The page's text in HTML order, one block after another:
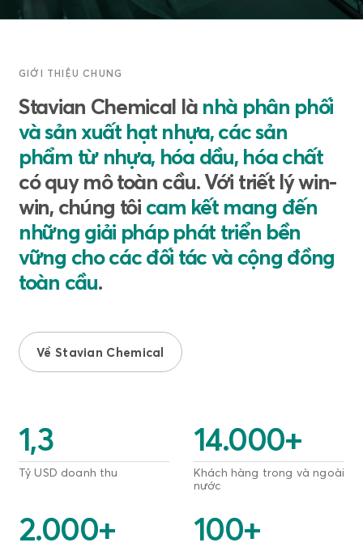
GIỚI THIỆU CHUNG
Stavian Chemical lànhà phân phối
và sản xuất hạt nhựa, các sản
phẩm từ nhựa, hóa dầu, hóa chất
có quy mô toàn cầu. Với triết lý win-
win, chúng tôi cam kết mang đến
những giải pháp phát triển bền
vững cho các đối tác và cộng đồng
toàn cầu.
Về Stavian Chemical
1,3
Tỷ USD doanh thu
14.000+
Khách hàng trong và ngoài
nước
2.000+ 100+